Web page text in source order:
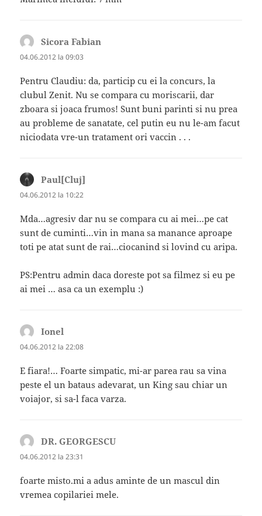
Sicora Fabian
04.06.2012 la 09:03
Pentru Claudiu: da, particip cu ei la concurs, la
clubul Zenit. Nu se compara cu moriscarii, dar
zboara si joaca frumos! Sunt buni parinti si nu prea
au probleme de sanatate, cel putin eu nu le-am facut
niciodata vre-un tratament ori vaccin . . .
Paul[Cluj]
04.06.2012 la 10:22
Mda…agresiv dar nu se compara cu ai mei…pe cat
sunt de cuminti…vin in mana sa manance aproape
toti pe atat sunt de rai…ciocanind si lovind cu aripa.
PS:Pentru admin daca doreste pot sa filmez si eu pe
ai mei … asa ca un exemplu :)
Ionel
04.06.2012 la 22:08
E fiara!… Foarte simpatic, mi-ar parea rau sa vina
peste el un bataus adevarat, un King sau chiar un
voiajor, si sa-l faca varza.
DR. GEORGESCU
04.06.2012 la 23:31
foarte misto.mi a adus aminte de un mascul din
vremea copilariei mele.